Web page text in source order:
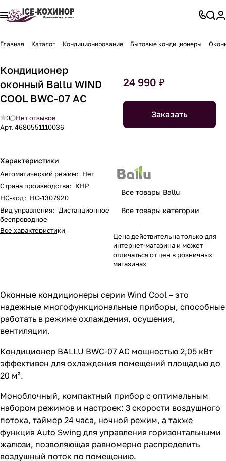
Главная Каталог Кондиционирование Бытовые кондиционеры
Кондиционер
оконный Ballu WIND
COOL BWC-07 AC
0
Нет отзывов
Арт. 4680551110036
Характеристики
Автоматический режим: Нет
Страна производства: КНР
НС-код: НС-1307920
Вид управления: Дистанционное
беспроводное
Все характеристики
24 990 ₽
Заказать
Все товары Ballu
Все товары категории
Цена действительна только для
интернет-магазина и может
отличаться от цен в розничных
магазинах
Оконные кондиционеры серии Wind Cool – это
надежные многофункциональные приборы, способные
работать в режиме охлаждения, осушения,
вентиляции.
Кондиционер BALLU BWC-07 AC мощностью 2,05 кВт
эффективен для охлаждения помещений площадью до
20 м².
Моноблочный, компактный прибор с оптимальным
набором режимов и настроек: 3 скорости воздушного
потока, таймер 24 часа, ночной режим, а также
функция Auto Swing для управления горизонтальными
жалюзи, позволяющая равномерно распределить
воздушный поток по помещению.